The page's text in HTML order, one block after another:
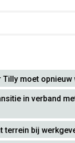
moet opnieuw
in verband
terrein bij